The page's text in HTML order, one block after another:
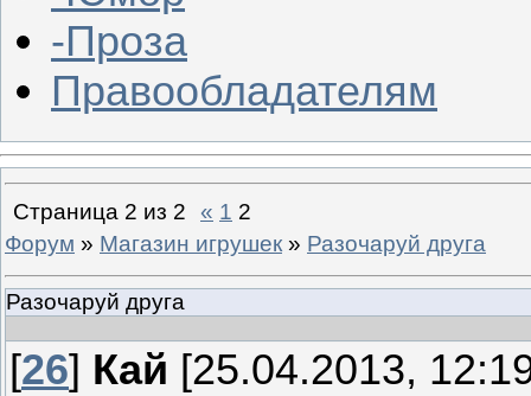
-Проза
Правообладателям
Страница 2 из 2 « 1 2
Форум » Магазин игрушек » Разочаруй друга
Разочаруй друга
[26] Кай [25.04.2013,